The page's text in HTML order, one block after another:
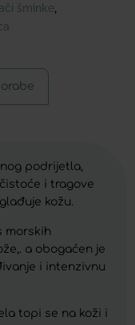
šminke
podrijetla,
i tragove
kožu.
morskih
a obogaćen je
i intenzivnu
topi se na koži i